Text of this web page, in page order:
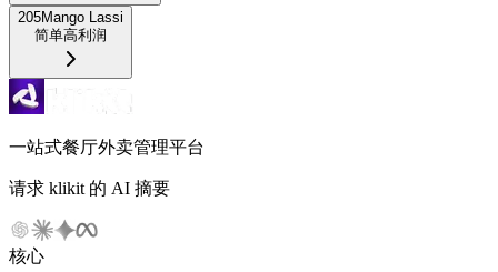
205Mango Lassi
简单高利润
一站式餐厅外卖管理平台
请求 klikit 的 AI 摘要
核心